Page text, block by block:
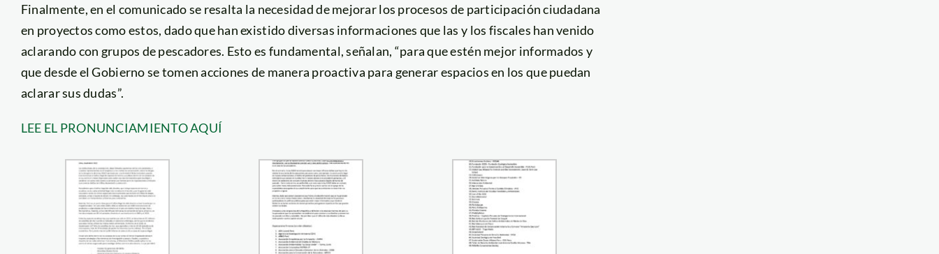
Finalmente, en el comunicado se resalta la necesidad de mejorar los procesos de participación ciudadana
en proyectos como estos, dado que han existido diversas informaciones que las y los fiscales han venido
aclarando con grupos de pescadores. Esto es fundamental, señalan, “para que estén mejor informados y
que desde el Gobierno se tomen acciones de manera proactiva para generar espacios en los que puedan
aclarar sus dudas”.
LEE EL PRONUNCIAMIENTO AQUÍ